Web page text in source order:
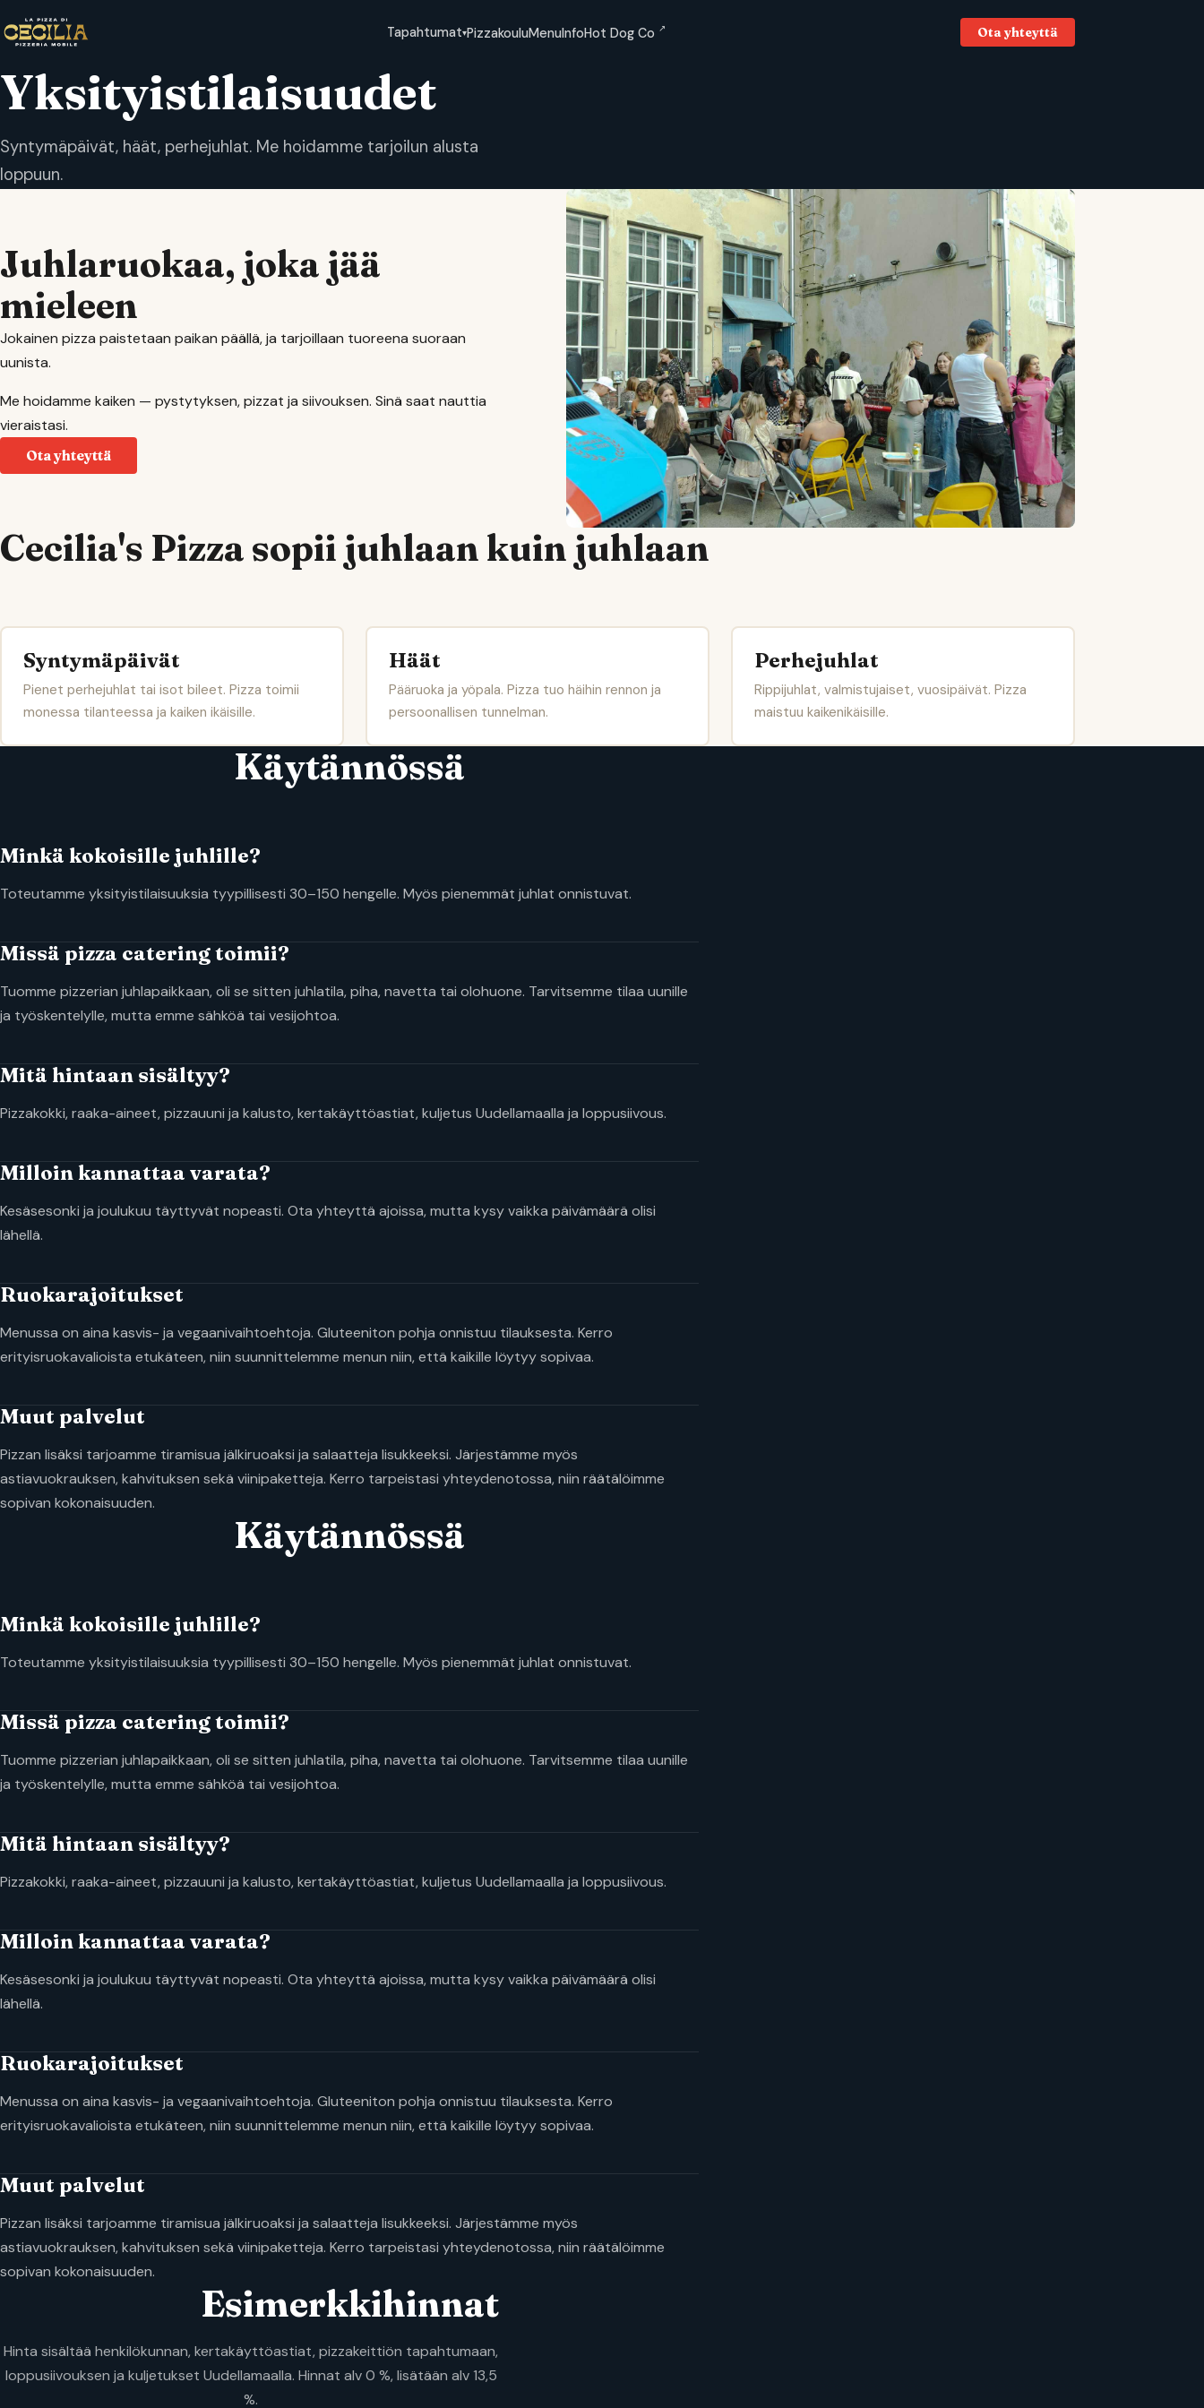
Tapahtumat▾PizzakouluMenuInfoHot Dog Co ↗ Ota yhteyttä
Yksityistilaisuudet
Syntymäpäivät, häät, perhejuhlat. Me hoidamme tarjoilun alusta
loppuun.
Juhlaruokaa, joka jää
mieleen
Jokainen pizza paistetaan paikan päällä, ja tarjoillaan tuoreena suoraan
uunista.
Me hoidamme kaiken — pystytyksen, pizzat ja siivouksen. Sinä saat nauttia
vieraistasi.
Ota yhteyttä
Cecilia's Pizza sopii juhlaan kuin juhlaan
Syntymäpäivät
Pienet perhejuhlat tai isot bileet. Pizza toimii
monessa tilanteessa ja kaiken ikäisille.
Häät
Pääruoka ja yöpala. Pizza tuo häihin rennon ja
persoonallisen tunnelman.
Perhejuhlat
Rippijuhlat, valmistujaiset, vuosipäivät. Pizza
maistuu kaikenikäisille.
Käytännössä
Minkä kokoisille juhlille?
Toteutamme yksityistilaisuuksia tyypillisesti 30–150 hengelle. Myös pienemmät juhlat onnistuvat.
Missä pizza catering toimii?
Tuomme pizzerian juhlapaikkaan, oli se sitten juhlatila, piha, navetta tai olohuone. Tarvitsemme tilaa uunille
ja työskentelylle, mutta emme sähköä tai vesijohtoa.
Mitä hintaan sisältyy?
Pizzakokki, raaka-aineet, pizzauuni ja kalusto, kertakäyttöastiat, kuljetus Uudellamaalla ja loppusiivous.
Milloin kannattaa varata?
Kesäsesonki ja joulukuu täyttyvät nopeasti. Ota yhteyttä ajoissa, mutta kysy vaikka päivämäärä olisi
lähellä.
Ruokarajoitukset
Menussa on aina kasvis- ja vegaanivaihtoehtoja. Gluteeniton pohja onnistuu tilauksesta. Kerro
erityisruokavalioista etukäteen, niin suunnittelemme menun niin, että kaikille löytyy sopivaa.
Muut palvelut
Pizzan lisäksi tarjoamme tiramisua jälkiruoaksi ja salaatteja lisukkeeksi. Järjestämme myös
astiavuokrauksen, kahvituksen sekä viinipaketteja. Kerro tarpeistasi yhteydenotossa, niin räätälöimme
sopivan kokonaisuuden.
Käytännössä
Minkä kokoisille juhlille?
Toteutamme yksityistilaisuuksia tyypillisesti 30–150 hengelle. Myös pienemmät juhlat onnistuvat.
Missä pizza catering toimii?
Tuomme pizzerian juhlapaikkaan, oli se sitten juhlatila, piha, navetta tai olohuone. Tarvitsemme tilaa uunille
ja työskentelylle, mutta emme sähköä tai vesijohtoa.
Mitä hintaan sisältyy?
Pizzakokki, raaka-aineet, pizzauuni ja kalusto, kertakäyttöastiat, kuljetus Uudellamaalla ja loppusiivous.
Milloin kannattaa varata?
Kesäsesonki ja joulukuu täyttyvät nopeasti. Ota yhteyttä ajoissa, mutta kysy vaikka päivämäärä olisi
lähellä.
Ruokarajoitukset
Menussa on aina kasvis- ja vegaanivaihtoehtoja. Gluteeniton pohja onnistuu tilauksesta. Kerro
erityisruokavalioista etukäteen, niin suunnittelemme menun niin, että kaikille löytyy sopivaa.
Muut palvelut
Pizzan lisäksi tarjoamme tiramisua jälkiruoaksi ja salaatteja lisukkeeksi. Järjestämme myös
astiavuokrauksen, kahvituksen sekä viinipaketteja. Kerro tarpeistasi yhteydenotossa, niin räätälöimme
sopivan kokonaisuuden.
Esimerkkihinnat
Hinta sisältää henkilökunnan, kertakäyttöastiat, pizzakeittiön tapahtumaan,
loppusiivouksen ja kuljetukset Uudellamaalla. Hinnat alv 0 %, lisätään alv 13,5
%.